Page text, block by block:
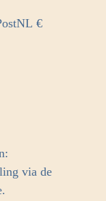
€
via de